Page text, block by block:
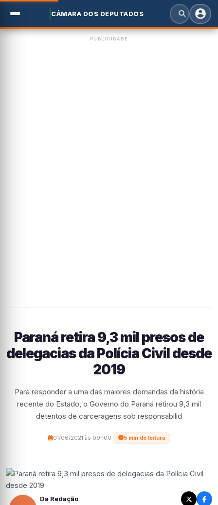
CÂMARA DOS DEPUTADOS
PUBLICIDADE
Paraná retira 9,3 mil presos de
delegacias da Polícia Civil desde
2019
Para responder a uma das maiores demandas da história
recente do Estado, o Governo do Paraná retirou 9,3 mil
detentos de carceragens sob responsabilid
01/06/2021 às 09h00 5 min de leitura
Da Redação